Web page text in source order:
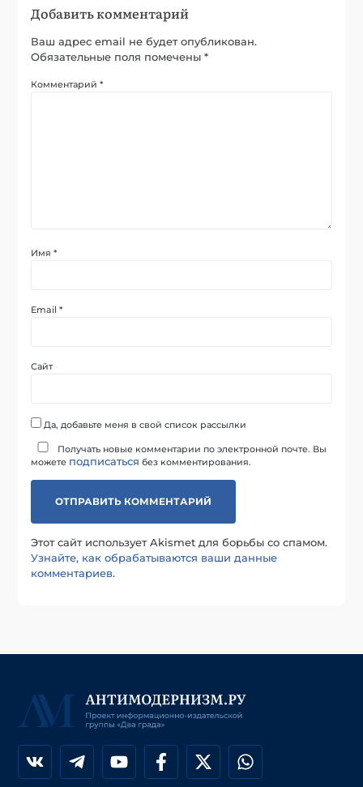
Добавить комментарий
Ваш адрес email не будет опубликован.
Обязательные поля помечены*
Комментарий*
Имя*
Email*
Сайт
Да, добавьте меня в свой список рассылки
Получать новые комментарии по электронной почте. Вы
можете подписаться без комментирования.
Этот сайт использует Akismet для борьбы со спамом.
Узнайте, как обрабатываются ваши данные
комментариев.